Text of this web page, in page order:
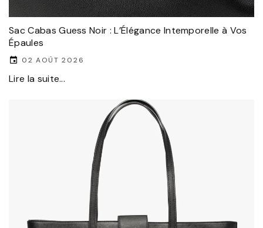
Sac Cabas Guess Noir : L’Élégance Intemporelle à Vos
Épaules
02 AOÛT 2026
Lire la suite...